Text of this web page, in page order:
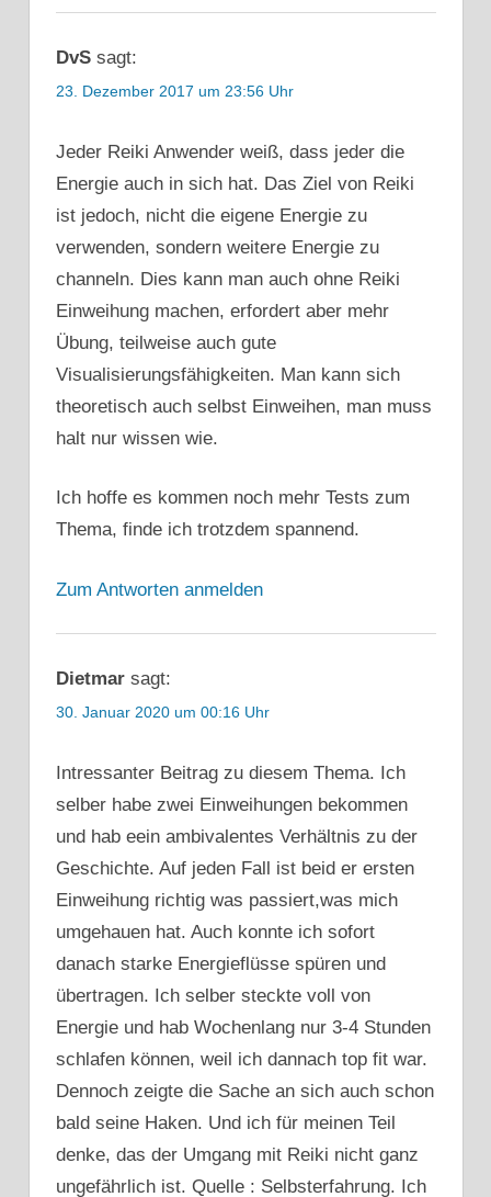
DvS sagt:
23. Dezember 2017 um 23:56 Uhr
Jeder Reiki Anwender weiß, dass jeder die
Energie auch in sich hat. Das Ziel von Reiki
ist jedoch, nicht die eigene Energie zu
verwenden, sondern weitere Energie zu
channeln. Dies kann man auch ohne Reiki
Einweihung machen, erfordert aber mehr
Übung, teilweise auch gute
Visualisierungsfähigkeiten. Man kann sich
theoretisch auch selbst Einweihen, man muss
halt nur wissen wie.
Ich hoffe es kommen noch mehr Tests zum
Thema, finde ich trotzdem spannend.
Zum Antworten anmelden
Dietmar sagt:
30. Januar 2020 um 00:16 Uhr
Intressanter Beitrag zu diesem Thema. Ich
selber habe zwei Einweihungen bekommen
und hab eein ambivalentes Verhältnis zu der
Geschichte. Auf jeden Fall ist beid er ersten
Einweihung richtig was passiert,was mich
umgehauen hat. Auch konnte ich sofort
danach starke Energieflüsse spüren und
übertragen. Ich selber steckte voll von
Energie und hab Wochenlang nur 3-4 Stunden
schlafen können, weil ich dannach top fit war.
Dennoch zeigte die Sache an sich auch schon
bald seine Haken. Und ich für meinen Teil
denke, das der Umgang mit Reiki nicht ganz
ungefährlich ist. Quelle : Selbsterfahrung. Ich